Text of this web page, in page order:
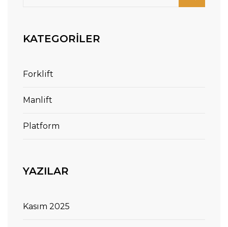
KATEGORILER
Forklift
Manlift
Platform
YAZILAR
Kasım 2025